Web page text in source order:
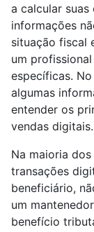
a calcular suas
informações
situação fiscal
um
específicas.
algumas
entender os
vendas digitais.
Na maioria
transações
beneficiário,
um
benefício